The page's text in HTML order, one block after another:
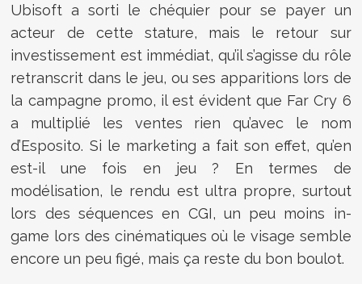
Ubisoft a sorti le chéquier pour se payer un
acteur de cette stature, mais le retour sur
investissement est immédiat, qu’il s’agisse du rôle
retranscrit dans le jeu, ou ses apparitions lors de
la campagne promo, il est évident que Far Cry 6
a multiplié les ventes rien qu’avec le nom
d’Esposito. Si le marketing a fait son effet, qu’en
est-il une fois en jeu ? En termes de
modélisation, le rendu est ultra propre, surtout
lors des séquences en CGI, un peu moins in-
game lors des cinématiques où le visage semble
encore un peu figé, mais ça reste du bon boulot.